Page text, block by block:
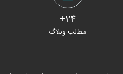
24+
مطالب وبلاگ